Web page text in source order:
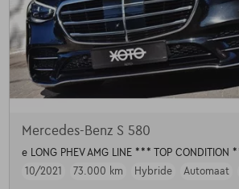
Mercedes-Benz S 580
e LONG PHEV AMG LINE *** TOP CONDITION
10/2021
73.000 km Hybride Automaat